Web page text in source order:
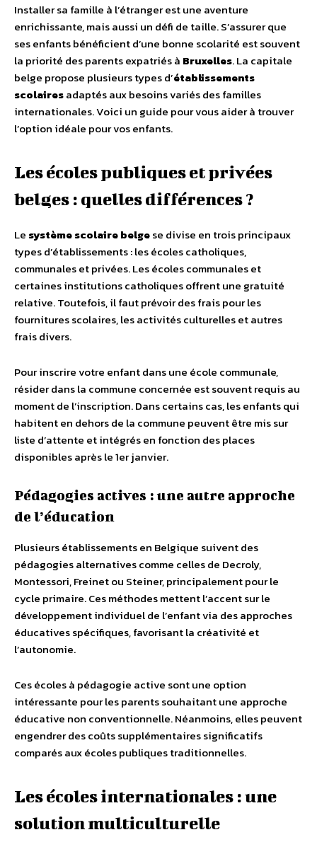
Installer sa famille à l’étranger est une aventure
enrichissante, mais aussi un défi de taille. S’assurer que
ses enfants bénéficient d’une bonne scolarité est souvent
la priorité des parents expatriés à Bruxelles. La capitale
belge propose plusieurs types d’établissements
scolairesadaptés aux besoins variés des familles
internationales. Voici un guide pour vous aider à trouver
l’option idéale pour vos enfants.
Les écoles publiques et privées
belges : quelles différences ?
Le système scolaire belgese divise en trois principaux
types d’établissements : les écoles catholiques,
communales et privées. Les écoles communales et
certaines institutions catholiques offrent une gratuité
relative. Toutefois, il faut prévoir des frais pour les
fournitures scolaires, les activités culturelles et autres
frais divers.
Pour inscrire votre enfant dans une école communale,
résider dans la commune concernée est souvent requis au
moment de l’inscription. Dans certains cas, les enfants qui
habitent en dehors de la commune peuvent être mis sur
liste d’attente et intégrés en fonction des places
disponibles après le 1er janvier.
Pédagogies actives : une autre approche
de l’éducation
Plusieurs établissements en Belgique suivent des
pédagogies alternatives comme celles de Decroly,
Montessori, Freinet ou Steiner, principalement pour le
cycle primaire. Ces méthodes mettent l’accent sur le
développement individuel de l’enfant via des approches
éducatives spécifiques, favorisant la créativité et
l’autonomie.
Ces écoles à pédagogie active sont une option
intéressante pour les parents souhaitant une approche
éducative non conventionnelle. Néanmoins, elles peuvent
engendrer des coûts supplémentaires significatifs
comparés aux écoles publiques traditionnelles.
Les écoles internationales : une
solution multiculturelle